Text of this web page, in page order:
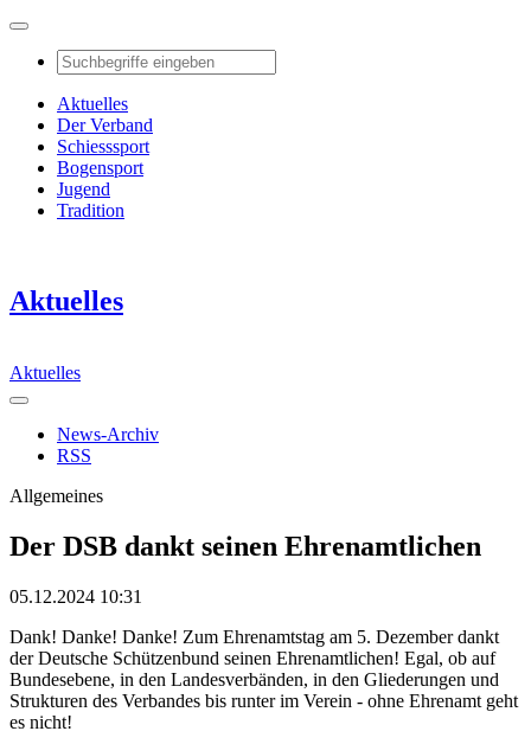
Aktuelles
Der Verband
Schiesssport
Bogensport
Jugend
Tradition
Aktuelles
Aktuelles
News-Archiv
RSS
Allgemeines
Der DSB dankt seinen Ehrenamtlichen
05.12.2024 10:31
Dank! Danke! Danke! Zum Ehrenamtstag am 5. Dezember dankt
der Deutsche Schützenbund seinen Ehrenamtlichen! Egal, ob auf
Bundesebene, in den Landesverbänden, in den Gliederungen und
Strukturen des Verbandes bis runter im Verein - ohne Ehrenamt geht
es nicht!